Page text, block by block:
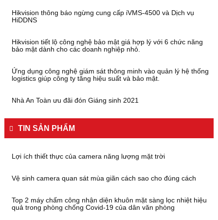
Hikvision thông báo ngừng cung cấp iVMS-4500 và Dịch vụ
HiDDNS
Hikvision tiết lộ công nghệ bảo mật giá hợp lý với 6 chức năng
bảo mật dành cho các doanh nghiệp nhỏ.
Ứng dụng công nghệ giám sát thông minh vào quản lý hệ thống
logistics giúp công ty tăng hiệu suất và bảo mật.
Nhà An Toàn ưu đãi đón Giáng sinh 2021
TIN SẢN PHẨM
Lợi ích thiết thực của camera năng lượng mặt trời
Vệ sinh camera quan sát mùa giãn cách sao cho đúng cách
Top 2 máy chấm công nhận diện khuôn mặt sàng lọc nhiệt hiệu
quả trong phòng chống Covid-19 của dân văn phòng